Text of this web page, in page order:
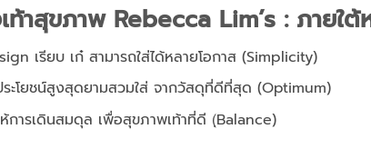
ท้าสุขภาพ Rebecca Lim’s : ภายใ
เรียบ เก๋ สามารถใส่ได้หลายโอกาส (Simplicity)
ระโยชน์สูงสุดยามสวมใส่ จากวัสดุที่ดีที่สุด (Optimum)
ห้การเดินสมดุล เพื่อสุขภาพเท้าที่ดี (ฺBalance)